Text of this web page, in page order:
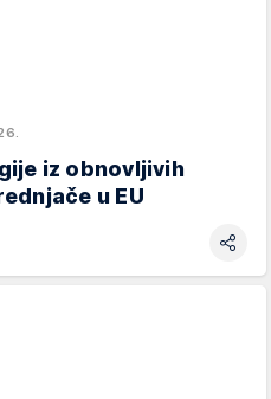
iz obnovljivih
u EU